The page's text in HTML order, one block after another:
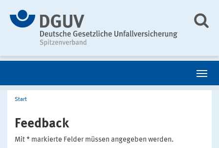
Start
Feedback
Mit * markierte Felder müssen angegeben werden.